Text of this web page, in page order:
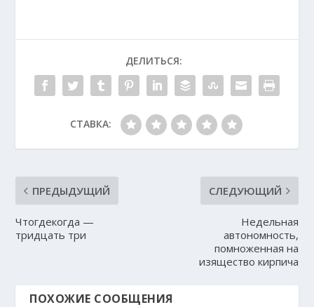
ДЕЛИТЬСЯ:
СТАВКА:
ПРЕДЫДУЩИЙ
Чтогдекогда —
тридцать три
СЛЕДУЮЩИЙ
Недельная
автономность,
помноженная на
изящество кирпича
ПОХОЖИЕ СООБЩЕНИЯ